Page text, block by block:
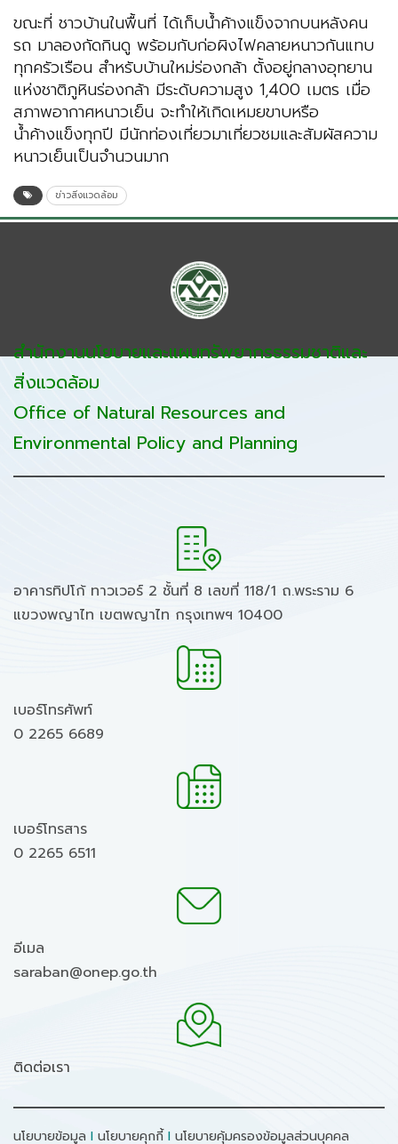
ขณะที่ ชาวบ้านในพื้นที่ ได้เก็บน้ำค้างแข็งจากบนหลังคน
รถ มาลองกัดกินดู พร้อมกับก่อผิงไฟคลายหนาวกันแทบ
ทุกครัวเรือน สำหรับบ้านใหม่ร่องกล้า ตั้งอยู่กลางอุทยาน
แห่งชาติภูหินร่องกล้า มีระดับความสูง 1,400 เมตร เมื่อ
สภาพอากาศหนาวเย็น จะทำให้เกิดเหมยขาบหรือ
น้ำค้างแข็งทุกปี มีนักท่องเที่ยวมาเที่ยวชมและสัมผัสความ
หนาวเย็นเป็นจำนวนมาก
ข่าวสิ่งแวดล้อม
สำนักงานนโยบายและแผนทรัพยากรธรรมชาติและ
สิ่งแวดล้อม
Office of Natural Resources and
Environmental Policy and Planning
อาคารทิปโก้ ทาวเวอร์ 2 ชั้นที่ 8 เลขที่ 118/1 ถ.พระราม 6
แขวงพญาไท เขตพญาไท กรุงเทพฯ 10400
เบอร์โทรศัพท์
0 2265 6689
เบอร์โทรสาร
0 2265 6511
อีเมล
saraban@onep.go.th
ติดต่อเรา
นโยบายข้อมูล I นโยบายคุกกี้ I นโยบายคุ้มครองข้อมูลส่วนบุคคล